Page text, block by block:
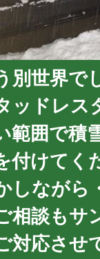
別世界で
ッドレス
範囲で積
付けてく
しながら
相談もサ
対応させ